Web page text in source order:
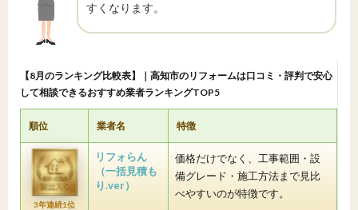
すくなります。
【8月のランキング比較表】｜高知市のリフォームは口コミ・評判で安心
して相談できるおすすめ業者ランキングTOP5
順位 業者名 特徴
3年連続1位
リフォらん
（一括見積も
り.ver）
価格だけでなく、工事範囲・設
備グレード・施工方法まで見比
べやすいのが特徴です。